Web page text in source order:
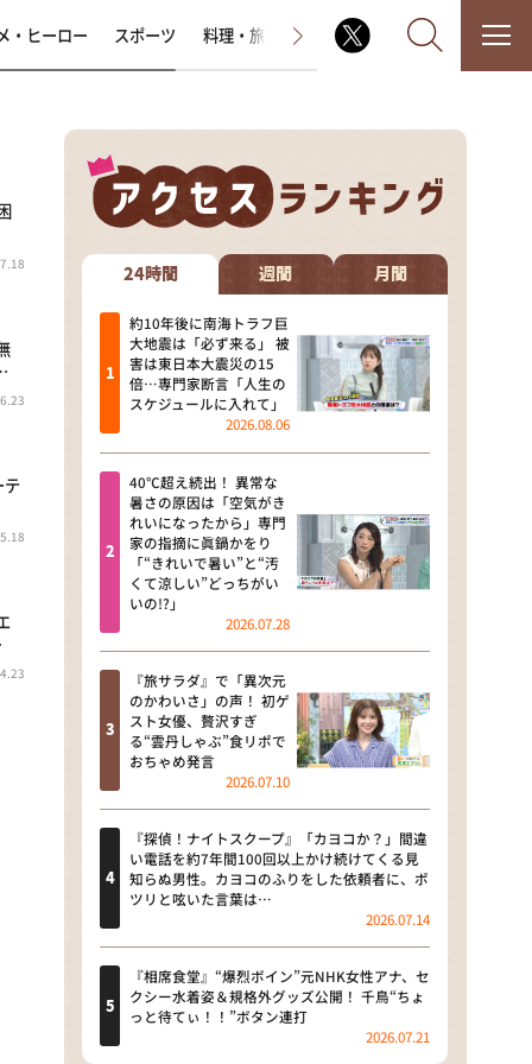
なるみ・岡村の過ぎるTV
相席食堂
これ余談なんですけど・・・
～人生密着トークバラエティ！
～ やすとものいたって真剣です
探偵！ナイトスクープ
news おかえり
河合＆A.B.C-Z塚田×福井アナ
「なんでやねん！？」（news お
かえり）
DAIGOも台所 ～きょうの献立 何
にする？～
本日はダイアンなり！シーズン２
朝だ！生です旅サラダ
教えて！ニュースライブ 正義の
ミカタ
ＬＩＦＥ～夢のカタチ～
新婚さんいらっしゃい！
ポツンと一軒家
ザキ山小屋本館
・ヒーロー スポーツ 料理・旅 ラジオ番組 その他
テ
24時間 週間 月間
約10年後に南海トラフ巨
大地震は「必ず来る」 被
害は東日本大震災の15
倍…専門家断言「人生の
スケジュールに入れて」
2026.08.06
40℃超え続出！ 異常な
暑さの原因は「空気がき
れいになったから」専門
家の指摘に眞鍋かをり
「“きれいで暑い”と“汚
くて涼しい”どっちがい
いの!?」
2026.07.28
『旅サラダ』で「異次元
のかわいさ」の声！ 初ゲ
スト女優、贅沢すぎ
る“雲丹しゃぶ”食リポで
おちゃめ発言
2026.07.10
『探偵！ナイトスクープ』「カヨコか？」間違
い電話を約7年間100回以上かけ続けてくる見
知らぬ男性。カヨコのふりをした依頼者に、ポ
ツリと呟いた言葉は…
2026.07.14
『相席食堂』“爆烈ボイン”元NHK女性アナ、セ
クシー水着姿＆規格外グッズ公開！ 千鳥“ちょ
っと待てぃ！！”ボタン連打
2026.07.21